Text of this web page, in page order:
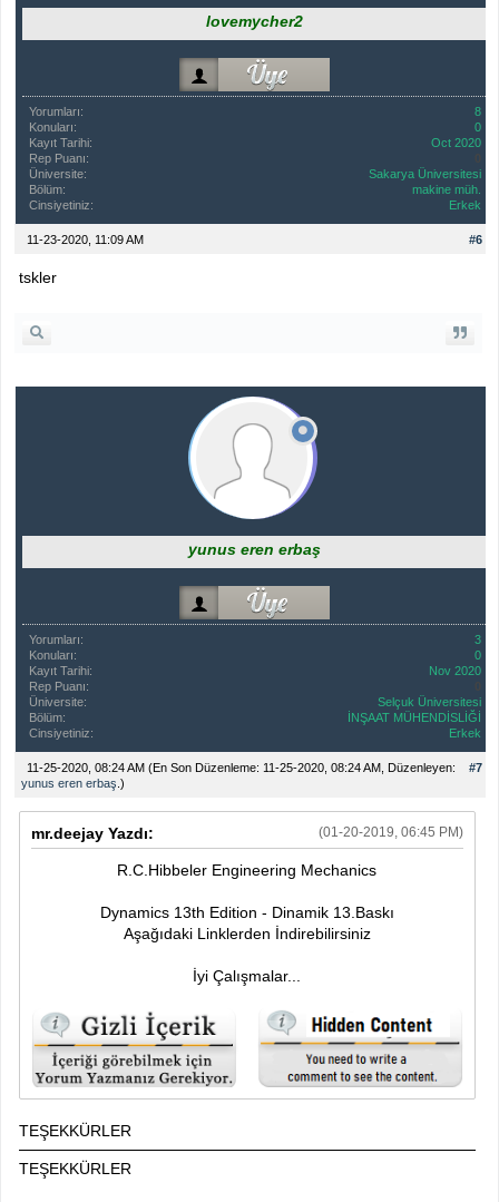
lovemycher2
Yorumları:
8
Konuları:
0
Kayıt Tarihi:
Oct 2020
Rep Puanı:
Üniversite:
Sakarya Üniversitesi
Bölüm:
makine müh.
Cinsiyetiniz:
Erkek
#6
11-23-2020, 11:09 AM
tskler
yunus eren erbaş
Yorumları:
3
Konuları:
0
Kayıt Tarihi:
Nov 2020
Rep Puanı:
Üniversite:
Selçuk Üniversitesi
Bölüm:
İNŞAAT MÜHENDİSLİĞİ
Cinsiyetiniz:
Erkek
#7
11-25-2020, 08:24 AM (En Son Düzenleme: 11-25-2020, 08:24 AM, Düzenleyen:
yunus eren erbaş .)
(01-20-2019, 06:45 PM)
mr.deejay Yazdı:
R.C.Hibbeler Engineering Mechanics
Dynamics 13th Edition - Dinamik 13.Baskı
Aşağıdaki Linklerden İndirebilirsiniz
İyi Çalışmalar...
TEŞEKKÜRLER
TEŞEKKÜRLER